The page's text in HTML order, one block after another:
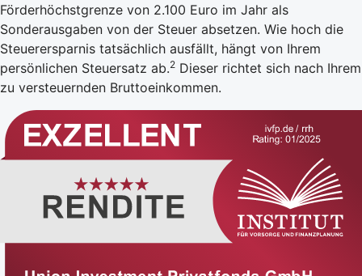
Förderhöchstgrenze von 2.100 Euro im Jahr als
Sonderausgaben von der Steuer absetzen. Wie hoch die
Steuerersparnis tatsächlich ausfällt, hängt von Ihrem
persönlichen Steuersatz ab.2 Dieser richtet sich nach Ihrem
zu versteuernden Bruttoeinkommen.